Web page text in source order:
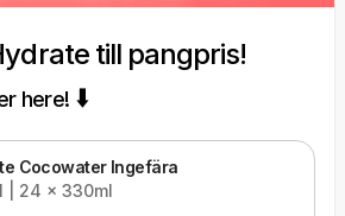
till pangpris!
here! 🠳
Cocowater Ingefära
| 24 x 330ml